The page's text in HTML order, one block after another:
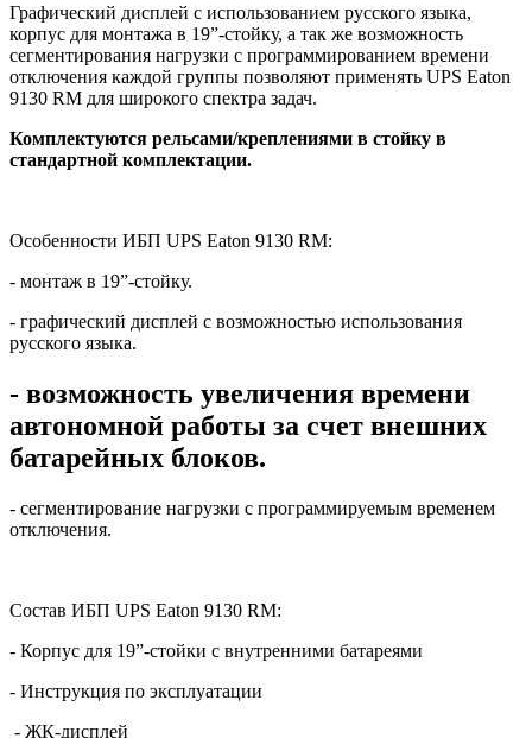
Графический дисплей с использованием русского языка,
корпус для монтажа в 19”-стойку, а так же возможность
сегментирования нагрузки с программированием времени
отключения каждой группы позволяют применять UPS Eaton
9130 RM для широкого спектра задач.
Комплектуются рельсами/креплениями в стойку в
стандартной комплектации.
Особенности ИБП UPS Eaton 9130 RM:
- монтаж в 19”-стойку.
- графический дисплей с возможностью использования
русского языка.
- возможность увеличения времени
автономной работы за счет внешних
батарейных блоков.
- сегментирование нагрузки с программируемым временем
отключения.
Состав ИБП UPS Eaton 9130 RM:
- Корпус для 19”-стойки с внутренними батареями
- Инструкция по эксплуатации
- ЖК-дисплей